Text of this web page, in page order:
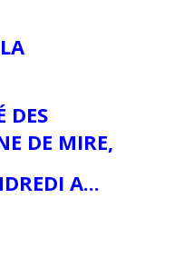
DES
DE MIRE,
A...